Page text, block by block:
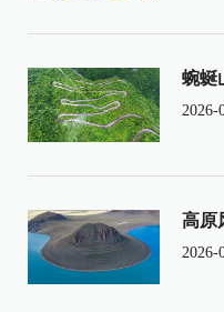
蜿蜒
2026-
高原
2026-